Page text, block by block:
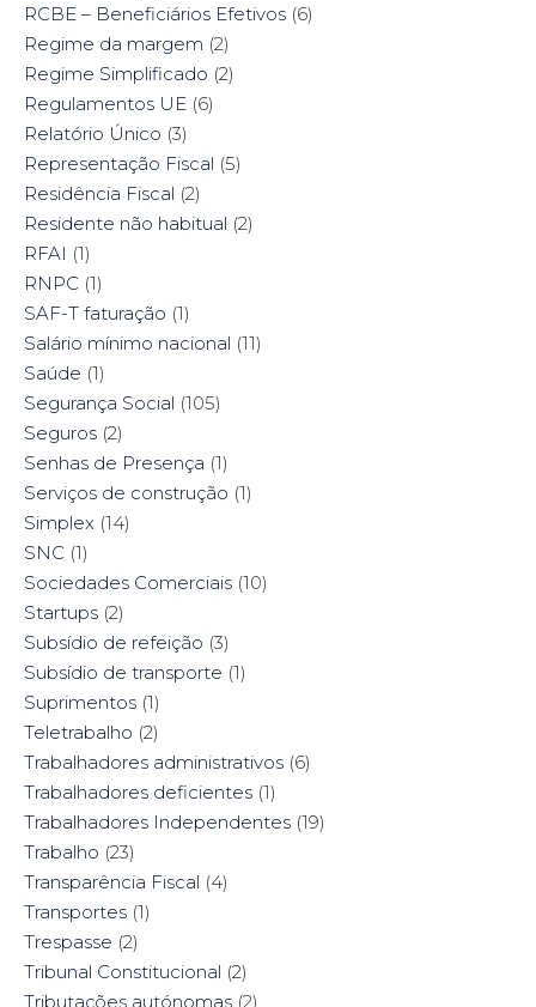
RCBE – Beneficiários Efetivos (6)
Regime da margem (2)
Regime Simplificado (2)
Regulamentos UE (6)
Relatório Único (3)
Representação Fiscal (5)
Residência Fiscal (2)
Residente não habitual (2)
RFAI (1)
RNPC (1)
SAF-T faturação (1)
Salário mínimo nacional (11)
Saúde (1)
Segurança Social (105)
Seguros (2)
Senhas de Presença (1)
Serviços de construção (1)
Simplex (14)
SNC (1)
Sociedades Comerciais (10)
Startups (2)
Subsídio de refeição (3)
Subsídio de transporte (1)
Suprimentos (1)
Teletrabalho (2)
Trabalhadores administrativos (6)
Trabalhadores deficientes (1)
Trabalhadores Independentes (19)
Trabalho (23)
Transparência Fiscal (4)
Transportes (1)
Trespasse (2)
Tribunal Constitucional (2)
Tributações autónomas (2)